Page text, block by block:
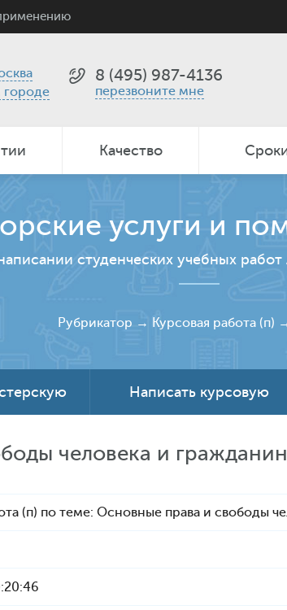
городе
8 (495) 987-4136
перезвоните мне
Качество
услуги и
студенческих учебных
Рубрикатор → Курсовая работа (п)
Написать курсовую
человека и
(п) по теме: Основные права и свободы